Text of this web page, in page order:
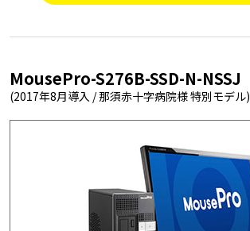
MousePro-S276B-SSD-N-NSSJ
(2017年8月導入 / 那須赤十字病院様 特別モデル)